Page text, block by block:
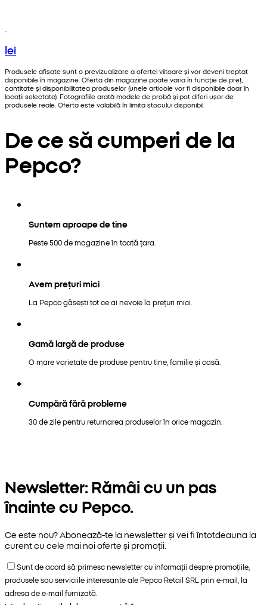
lei
Produsele afișate sunt o previzualizare a ofertei viitoare și vor deveni treptat
disponibile în magazine. Oferta din magazine poate varia în funcție de preț,
cantitate și disponibilitatea produselor (unele articole vor fi disponibile doar în
locații selectate). Fotografiile arată modele de probă și pot diferi ușor de
produsele reale. Oferta este valabilă în limita stocului disponibil.
De ce să cumperi de la
Pepco?
Suntem aproape de tine
Peste 500 de magazine în toată țara.
Avem prețuri mici
La Pepco găsești tot ce ai nevoie la prețuri mici.
Gamă largă de produse
O mare varietate de produse pentru tine, familie și casă.
Cumpără fără probleme
30 de zile pentru returnarea produselor în orice magazin.
Newsletter: Rămâi cu un pas
înainte cu Pepco.
Ce este nou? Abonează-te la newsletter și vei fi întotdeauna la
curent cu cele mai noi oferte și promoții.
Sunt de acord să primesc newsletter cu informații despre promoțiile,
produsele sau serviciile interesante ale Pepco Retail SRL prin e-mail, la
adresa de e-mail furnizată.